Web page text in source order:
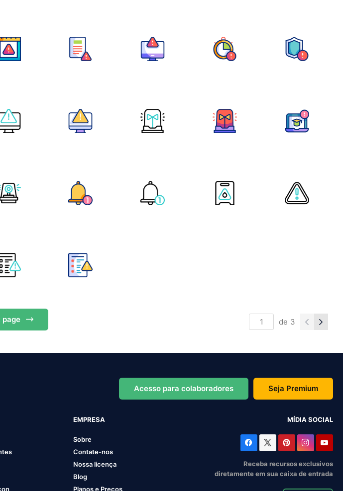
page de 3
Acesso para colaboradores Seja Premium
EMPRESA
Sobre
Contate-nos
Nossa licença
Blog
Planos e Preços
MÍDIA SOCIAL
Receba recursos exclusivos
diretamente em sua caixa de entrada